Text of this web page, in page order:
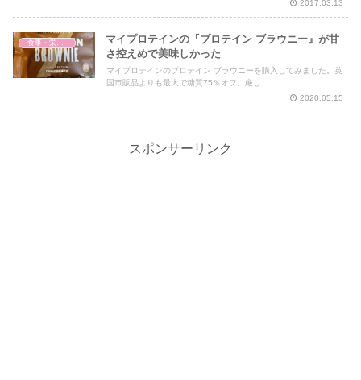
2017.03.13
食事・栄養・サプリ
マイプロテインの『プロテイン ブラウニー』が甘
さ控えめで美味しかった
マイプロテインのプロテイン ブラウニーを購入してみました。英
国市販品よりも最大で糖質75％オフ。厳し...
2020.05.15
スポンサーリンク